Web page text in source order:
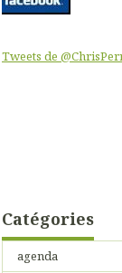
Tweets de
Catégories
agenda